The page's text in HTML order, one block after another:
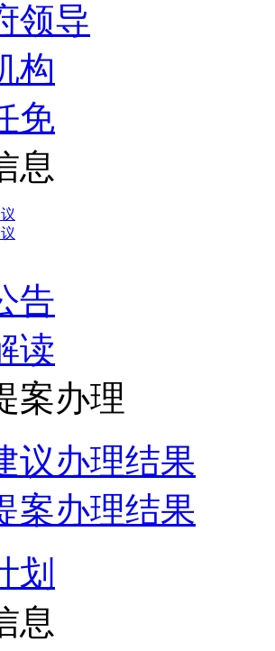
领导
构
免
息
告
读
案办理
议办理结果
案办理结果
划
息